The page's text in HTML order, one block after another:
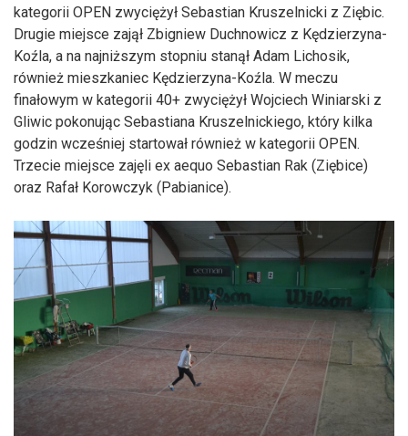
kategorii OPEN zwyciężył Sebastian Kruszelnicki z Ziębic.
Drugie miejsce zajął Zbigniew Duchnowicz z Kędzierzyna-
Koźla, a na najniższym stopniu stanął Adam Lichosik,
również mieszkaniec Kędzierzyna-Koźla. W meczu
finałowym w kategorii 40+ zwyciężył Wojciech Winiarski z
Gliwic pokonując Sebastiana Kruszelnickiego, który kilka
godzin wcześniej startował również w kategorii OPEN.
Trzecie miejsce zajęli ex aequo Sebastian Rak (Ziębice)
oraz Rafał Korowczyk (Pabianice).